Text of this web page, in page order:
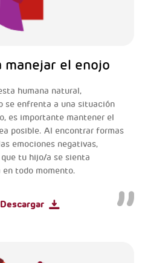
manejar el enojo
humana natural,
se enfrenta a una situación
es importante mantener el
posible. Al encontrar formas
emociones negativas,
tu hijo/a se sienta
en todo momento.
Descargar